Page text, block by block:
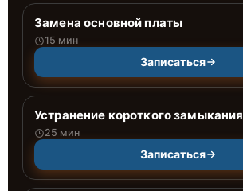
Замена основной платы
15 мин
Записаться
Устранение короткого замыкания
25 мин
Записаться